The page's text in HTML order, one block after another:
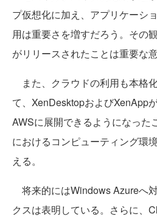
プ仮想化に加え、アプリケーシ
用は重要さを増すだろう。その
がリリースされたことは重要な意
また、クラウドの利用も本格
て、XenDesktopおよびXenApp
AWSに展開できるようになった
におけるコンピューティング環
える。
将来的にはWindows Azureへ
クスは表明している。さらに、